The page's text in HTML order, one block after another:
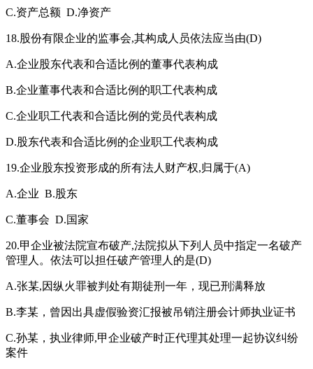
C.资产总额 D.净资产
18.股份有限企业的监事会,其构成人员依法应当由(D)
A.企业股东代表和合适比例的董事代表构成
B.企业董事代表和合适比例的职工代表构成
C.企业职工代表和合适比例的党员代表构成
D.股东代表和合适比例的企业职工代表构成
19.企业股东投资形成的所有法人财产权,归属于(A)
A.企业 B.股东
C.董事会 D.国家
20.甲企业被法院宣布破产,法院拟从下列人员中指定一名破产
管理人。依法可以担任破产管理人的是(D)
A.张某,因纵火罪被判处有期徒刑一年，现已刑满释放
B.李某，曾因出具虚假验资汇报被吊销注册会计师执业证书
C.孙某，执业律师,甲企业破产时正代理其处理一起协议纠纷
案件